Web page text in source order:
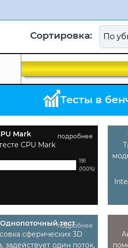
Сортировка:
Тесты в
подробнее
Mark
CPU Mark
191
(100%)
подробнее
Однопоточный тест
сферических 3D
один поток,